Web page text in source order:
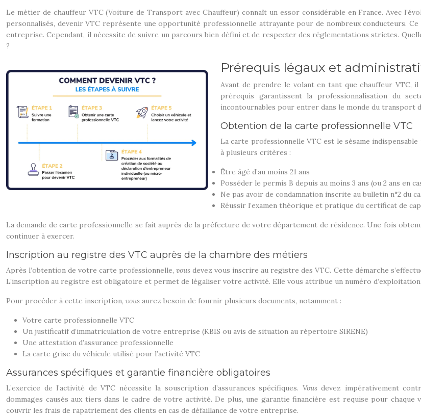
Le métier de chauffeur VTC (Voiture de Transport avec Chauffeur) connaît un essor considérable en France. Avec
personnalisés, devenir VTC représente une opportunité professionnelle attrayante pour de nombreux conducteurs.
entreprise. Cependant, il nécessite de suivre un parcours bien défini et de respecter des réglementations strictes.
?
Prérequis légaux et
Avant de prendre le volant en tant que chauffeur VTC,
prérequis garantissent la professionnalisation du
incontournables pour entrer dans le monde du transport
Obtention de la carte professionnelle VTC
La carte professionnelle VTC est le sésame
à plusieurs critères :
Être âgé d’au moins 21 ans
Posséder le permis B depuis au moins 3 ans (ou 2 ans en
Ne pas avoir de condamnation inscrite au bulletin n°2 du
Réussir l’examen théorique et pratique du certificat de
La demande de carte professionnelle se fait auprès de la préfecture de votre département de résidence. Une fois
continuer à exercer.
Inscription au registre des VTC auprès de la chambre des métiers
Après l’obtention de votre carte professionnelle,vousdevez vous inscrire au registre des VTC. Cette démarche
L’inscription au registre est obligatoire et permet de légaliser votre activité. Elle vous attribue un numéro
Pour procéder à cette inscription, vous aurez besoin de fournir plusieurs documents, notamment :
Votre carte professionnelle VTC
Un justificatif d’immatriculation de votre entreprise (KBIS ou avis de situation au répertoire SIRENE)
Une attestation d’assurance professionnelle
La carte grise du véhicule utilisé pour l’activité VTC
Assurances spécifiques et garantie financière obligatoires
L’exercice de l’activité de VTC nécessite la souscription d’assurances spécifiques. Vousdevez impérativement
dommages causés aux tiers dans le cadre de votre activité. De plus, une garantie financière est requise pour
couvrir les frais de rapatriement des clients en cas de défaillance de votre entreprise.